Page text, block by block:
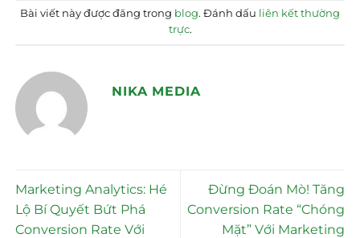
Bài viết này được đăng trong blog. Đánh dấu liên kết thường
trực.
NIKA MEDIA
Marketing Analytics: Hé
Lộ Bí Quyết Bứt Phá
Conversion Rate Với
Đừng Đoán Mò! Tăng
Conversion Rate “Chóng
Mặt” Với Marketing